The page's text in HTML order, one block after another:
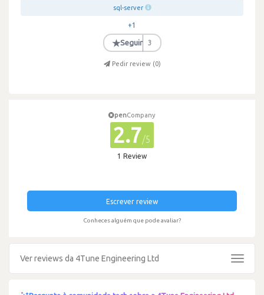
sql-server
+1
★Seguir 3
Pedir review (0)
penCompany
2.7/5
1 Review
Escrever review
Conheces alguém que pode avaliar?
Ver reviews da 4Tune Engineering Ltd
Toggle